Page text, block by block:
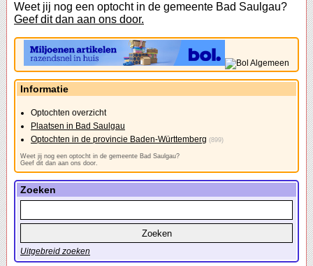
Weet jij nog een optocht in de gemeente Bad Saulgau?
Geef dit dan aan ons door.
Informatie
Optochten overzicht
Plaatsen in Bad Saulgau
Optochten in de provincie Baden-Württemberg (899)
Weet jij nog een optocht in de gemeente Bad Saulgau?
Geef dit dan aan ons door.
Zoeken
Uitgebreid zoeken